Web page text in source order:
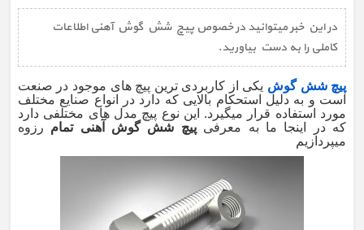
در این خبر میتوانید در خصوص پیچ شش گوش آهنی اطلاعات
کاملی را به دست بیاورید.
پیچ شش گوش یکی از کاربردی ترین پیچ های موجود در صنعت
است و به دلیل استحکام بالایی که دارد در انواع صنایع مختلف
مورد استفاده قرار میگیرد. این نوع پیچ مدل های مختلفی دارد
که در اینجا ما به معرفیپیچ شش گوش آهنی تمام رزوه
میپردازیم